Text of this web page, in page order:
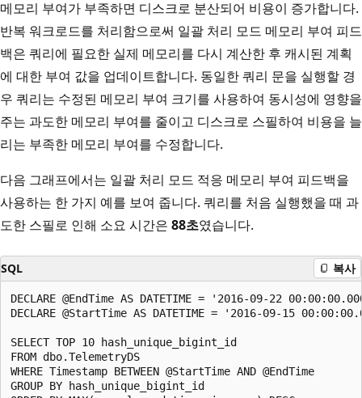
메모리 부여가 부족하면 디스크로 분산되어 비용이 증가합니다.
반복 워크로드를 처리함으로써 일괄 처리 모드 메모리 부여 피드
백은 쿼리에 필요한 실제 메모리를 다시 계산한 후 캐시된 계획
에 대한 부여 값을 업데이트합니다. 동일한 쿼리 문을 실행할 경
우 쿼리는 수정된 메모리 부여 크기를 사용하여 동시성에 영향을
주는 과도한 메모리 부여를 줄이고 디스크로 스필하여 비용을 늘
리는 부족한 메모리 부여를 수정합니다.
다음 그래프에서는 일괄 처리 모드 적응 메모리 부여 피드백을
사용하는 한 가지 예를 보여 줍니다. 쿼리를 처음 실행했을 때 과
도한 스필로 인해 소요 시간은 88초였습니다.
SQL 복사
DECLARE @EndTime AS DATETIME = '2016-09-22
DECLARE @StartTime AS DATETIME = '2016-09-15
SELECT TOP 10 hash_unique_bigint_id
FROM dbo.TelemetryDS
WHERE Timestamp BETWEEN @StartTime AND @EndTime
GROUP BY hash_unique_bigint_id